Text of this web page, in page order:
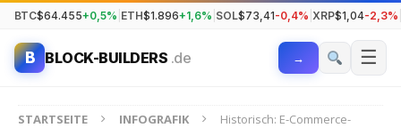
BTC$64.455+0,5% ETH$1.896+1,6% SOL$73,41-0,4% XRP$1,04-2,3%
B BLOCK-BUILDERS .de → ☰
STARTSEITE INFOGRAFIK
Historisch: E-Commerce-